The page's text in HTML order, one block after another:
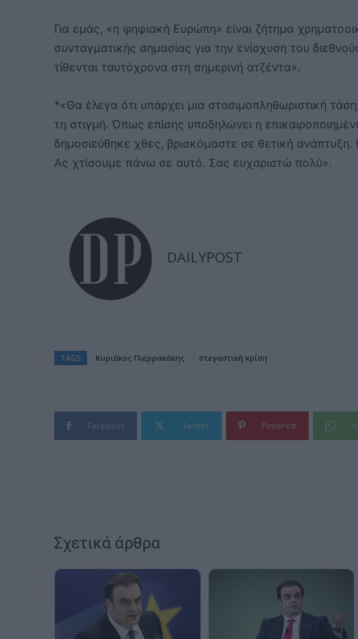
Για εμάς, «η ψηφιακή Ευρώπη» είναι ζήτημα
συνταγματικής σημασίας για την ενίσχυση του
τίθενται ταυτόχρονα στη σημερινή ατζέντα».
*«Θα έλεγα ότι υπάρχει μια στασιμοπληθωριστική
τη στιγμή. Όπως επίσης υποδηλώνει η
δημοσιεύθηκε χθες, βρισκόμαστε σε θετική ανάπτυξη.
Ας χτίσουμε πάνω σε αυτό. Σας ευχαριστώ πολύ».
DAILYPOST
TAGS Κυριάκος Πιερρακάκης στεγαστική κρίση
Facebook Twitter Pinterest
Σχετικά άρθρα